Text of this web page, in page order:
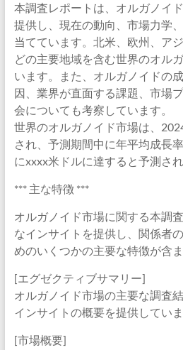
本調査レポートは、オルガノイ
提供し、現在の動向、市場力学
当てています。北米、欧州、ア
どの主要地域を含む世界のオル
います。また、オルガノイドの
因、業界が直面する課題、市場
会についても考察しています。
世界のオルガノイド市場は、
され、予測期間中に年平均成長
にxxxx米ドルに達すると予測され
*** 主な特徴 ***
オルガノイド市場に関する本調
なインサイトを提供し、関係者
めのいくつかの主要な特徴が含ま
[エグゼクティブサマリー]
オルガノイド市場の主要な調査
インサイトの概要を提供していま
[市場概要]